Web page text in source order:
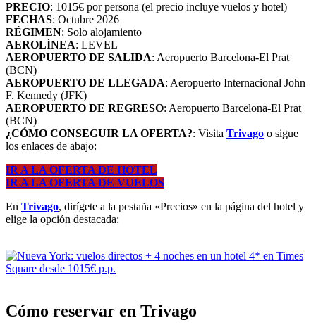
PRECIO: 1015€ por persona (el precio incluye vuelos y hotel)
FECHAS: Octubre 2026
RÉGIMEN: Solo alojamiento
AEROLÍNEA: LEVEL
AEROPUERTO DE SALIDA: Aeropuerto Barcelona-El Prat
(BCN)
AEROPUERTO DE LLEGADA: Aeropuerto Internacional John
F. Kennedy (JFK)
AEROPUERTO DE REGRESO: Aeropuerto Barcelona-El Prat
(BCN)
¿CÓMO CONSEGUIR LA OFERTA?: Visita Trivago o sigue
los enlaces de abajo:
IR A LA OFERTA DE HOTEL
IR A LA OFERTA DE VUELOS
En Trivago, dirígete a la pestaña «Precios» en la página del hotel y
elige la opción destacada:
Cómo reservar en Trivago